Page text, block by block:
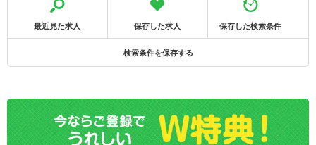
最近見た求人 保存した求人 保存した検索条件
検索条件を保存する